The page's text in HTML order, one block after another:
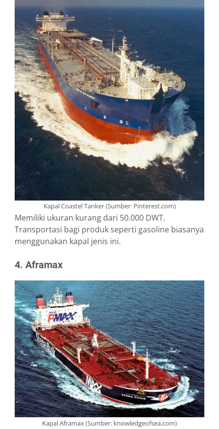
Kapal Coastel Tanker (Sumber: Pinterest.com)
Memiliki ukuran kurang dari 50.000 DWT.
Transportasi bagi produk seperti gasoline biasanya
menggunakan kapal jenis ini.
4. Aframax
Kapal Aframax (Sumber: knowledgeofsea.com)